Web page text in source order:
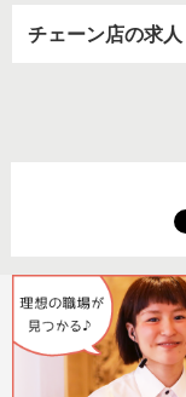
チェーン店の求人